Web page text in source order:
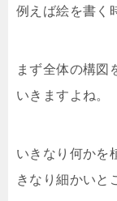
例えば絵を書く
まず全体の構図
いきますよね。
いきなり何かを
きなり細かいと